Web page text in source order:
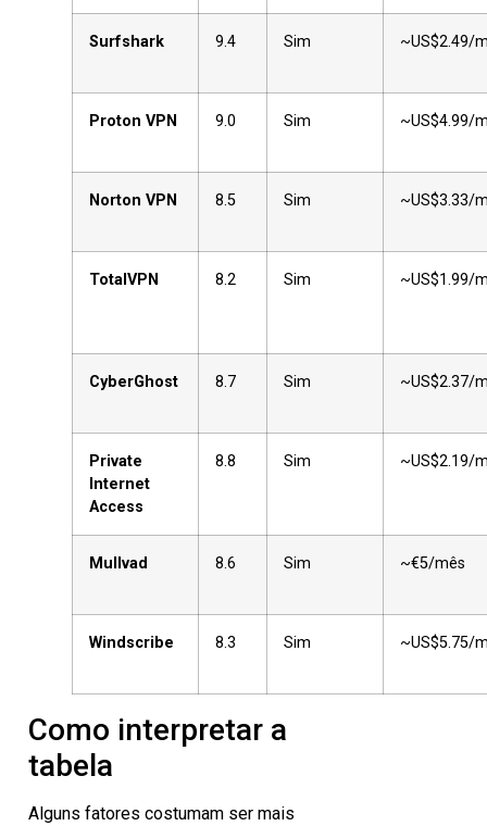
Surfshark 9.4 Sim ~US$2.49/
Proton VPN 9.0 Sim ~US$4.99/
Norton VPN 8.5 Sim ~US$3.33/
TotalVPN 8.2 Sim ~US$1.99/
CyberGhost 8.7 Sim ~US$2.37/
Private
Internet
Access
8.8 Sim ~US$2.19/
Mullvad 8.6 Sim ~€5/mês
Windscribe 8.3 Sim ~US$5.75/
Como interpretar a
tabela
Alguns fatores costumam ser mais